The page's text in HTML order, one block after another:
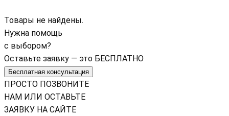
Товары не найдены.
Нужна помощь
с выбором?
Оставьте заявку — это БЕСПЛАТНО
Бесплатная консультация
ПРОСТО ПОЗВОНИТЕ
НАМ ИЛИ ОСТАВЬТЕ
ЗАЯВКУ НА САЙТЕ